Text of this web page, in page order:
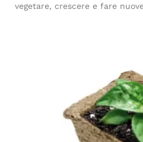
vegetare, crescere e fare